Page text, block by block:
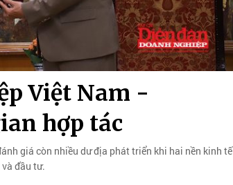
Việt Nam -
hợp tác
giá còn nhiều dư địa phát triển khi hai nền kinh tế
đầu tư.